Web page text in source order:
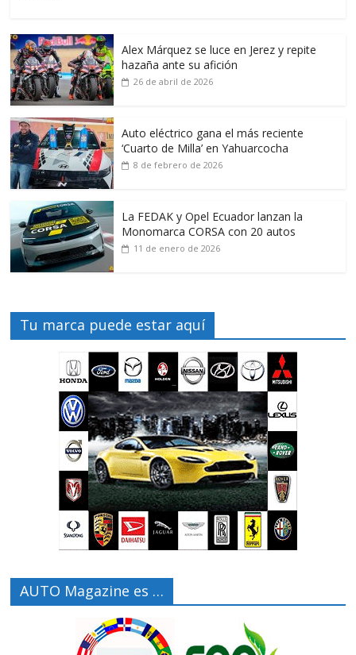
Alex Márquez se luce en Jerez y repite
hazaña ante su afición
26 de abril de 2026
Auto eléctrico gana el más reciente
‘Cuarto de Milla’ en Yahuarcocha
8 de febrero de 2026
La FEDAK y Opel Ecuador lanzan la
Monomarca CORSA con 20 autos
11 de enero de 2026
Tu marca puede estar aquí
AUTO Magazine es …